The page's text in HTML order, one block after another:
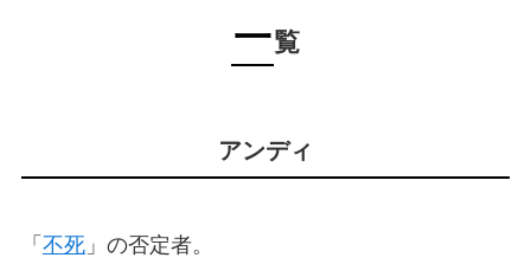
一覧
アンディ
「 不死」の否定者。